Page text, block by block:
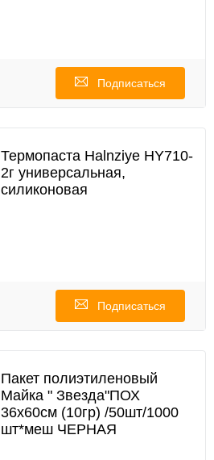
Подписаться
Термопаста Halnziye HY710-
2г универсальная,
силиконовая
Подписаться
Пакет полиэтиленовый
Майка " Звезда"ПОХ
36х60см (10гр) /50шт/1000
шт*меш ЧЕРНАЯ